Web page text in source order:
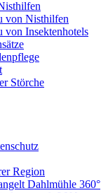
von Nisthilfen
von Insektenhotels
Störche
Region
Dahlmühle 360°